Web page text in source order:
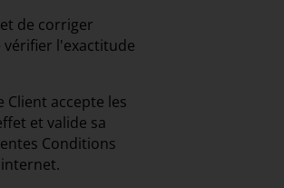
de corriger
l'exactitude
accepte les
et valide sa
Conditions